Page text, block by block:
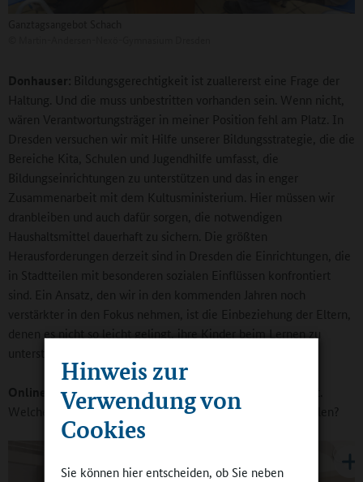
Hinweis zur
Verwendung von
Cookies
Sie können hier entscheiden, ob Sie neben
Donhauser: Bildungsgerechtigkeit ist zuallererst eine Frage der
Haltung. Und die muss unbestritten vorhanden sein. Wenn nicht,
wären Verantwortungsträger in meiner Position fehl am Platz. In
Dresden versuchen wir mit Hilfe unserer Bildungsstrategie, die die
Bereiche Kita, Schulen und Jugendhilfe umfasst, die
Bildungseinrichtungen zu unterstützen und das in enger
Zusammenarbeit mit dem Kultusministerium. Hier müssen wir
dranbleiben und auch dafür sorgen, die notwendigen
Haushaltsmittel dauerhaft zu sichern. Die größten
Herausforderungen derzeit sind in Dresden die Einrichtungen, die
in Stadtteilen mit besonderen sozialen Einflüssen konfrontiert
sind. Ein Ansatz, den wir in den kommenden Jahren noch
verstärkter in den Fokus nehmen, ist die Einbeziehung der Eltern,
denen es nicht so leicht gelingt, ihre Kinder beim Lernen zu
unterstützen.
Online-Redaktion:
Dresden ist als Kulturstadt weltberühmt.
Welchen Stellenwert hat die kulturelle Bildung in den Schulen?